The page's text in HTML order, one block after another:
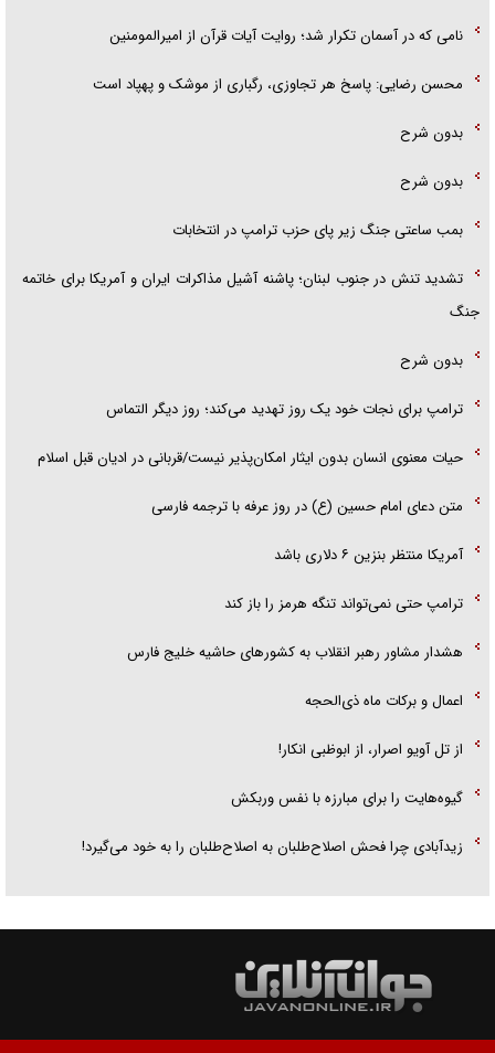
نامی که در آسمان تکرار شد؛ روایت آیات قرآن از امیرالمومنین
محسن رضایی: پاسخ هر تجاوزی، رگباری از موشک و پهپاد است
بدون شرح
بدون شرح
بمب ساعتی جنگ زیر پای حزب ترام‍پ در انتخابات
تشدید تنش در جنوب لبنان؛ پاشنه آشیل مذاکرات ایران و آمریکا برای خاتمه
جنگ
بدون شرح
ترامپ برای نجات خود یک روز تهدید می‌کند؛ روز دیگر التماس
حیات معنوی انسان بدون ایثار امکان‌پذیر نیست/قربانی در ادیان قبل اسلام
متن دعای امام حسین (ع) در روز عرفه با ترجمه فارسی
آمریکا منتظر بنزین ۶ دلاری باشد
ترامپ حتی نمی‌تواند تنگه هرمز را باز کند
هشدار مشاور رهبر انقلاب به کشور‌های حاشیه خلیج فارس
اعمال و برکات ماه ذی‌الحجه
از تل آویو اصرار، از ابوظبی انکار!
گیوه‌هایت را برای مبارزه با نفس وربکش
زیدآبادی چرا فحش اصلاح‌طلبان به اصلاح‌طلبان را به خود می‌گیرد!